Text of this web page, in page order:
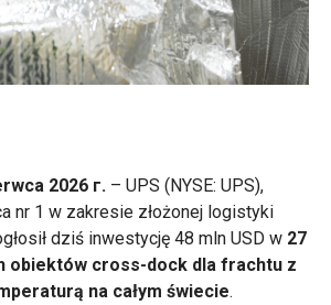
2026 г. – UPS (NYSE: UPS),
nr 1 w zakresie złożonej logistyki
dziś inwestycję 48 mln USD w 27
obiektów cross-dock dla frachtu z
na całym świecie.